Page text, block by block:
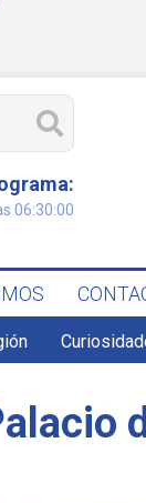
06:30:00